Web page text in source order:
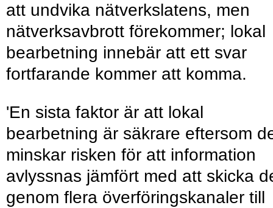
att undvika nätverkslatens, men
nätverksavbrott förekommer; lokal
bearbetning innebär att ett svar
fortfarande kommer att komma.
'En sista faktor är att lokal
bearbetning är säkrare eftersom
minskar risken för att information
avlyssnas jämfört med att skicka
genom flera överföringskanaler till